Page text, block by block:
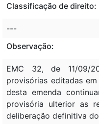
Classificação de direito:
---
Observação:
EMC 32, de 11/09/
provisórias editadas
desta emenda
provisória ulterior as
deliberação definitiva